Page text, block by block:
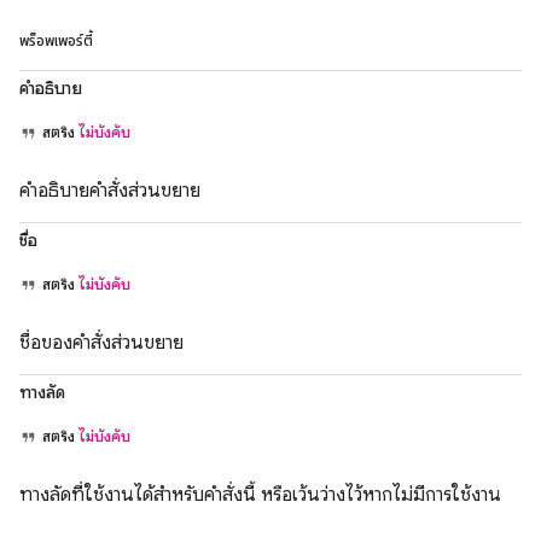
พร็อพเพอร์ตี้
คำอธิบาย
สตริง ไม่บังคับ
คำอธิบายคำสั่งส่วนขยาย
ชื่อ
สตริง ไม่บังคับ
ชื่อของคำสั่งส่วนขยาย
ทางลัด
สตริง ไม่บังคับ
ทางลัดที่ใช้งานได้สำหรับคำสั่งนี้ หรือเว้นว่างไว้หากไม่มีการใช้งาน